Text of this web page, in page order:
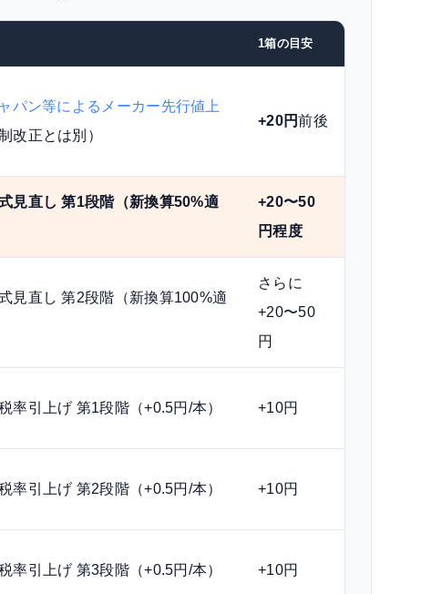
1箱の目安
パン等によるメーカー先行値上
改正とは別）
+20円前後
見直し 第1段階（新換算50%適
+20〜50
円程度
見直し 第2段階（新換算100%適
さらに
+20〜50
円
率引上げ 第1段階（+0.5円/本） +10円
率引上げ 第2段階（+0.5円/本） +10円
率引上げ 第3段階（+0.5円/本） +10円